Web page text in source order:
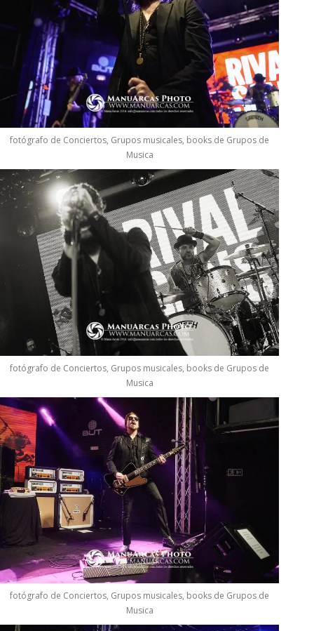
fotógrafo de Conciertos, Grupos musicales, books de Grupos de
Musica
fotógrafo de Conciertos, Grupos musicales, books de Grupos de
Musica
fotógrafo de Conciertos, Grupos musicales, books de Grupos de
Musica